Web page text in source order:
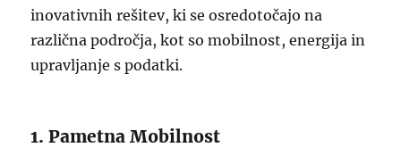
inovativnih rešitev, ki se osredotočajo na
različna področja, kot so mobilnost, energija in
upravljanje s podatki.
1. Pametna Mobilnost